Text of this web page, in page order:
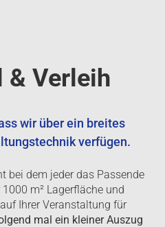
& Verleih
wir über ein breites
verfügen.
bei dem jeder das Passende
m² Lagerfläche und
Ihrer Veranstaltung für
mal ein kleiner Auszug